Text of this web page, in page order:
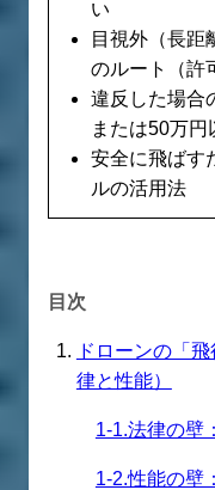
い
目視外（長距
のルート（許
違反した場合
または50万円
安全に飛ばす
ルの活用法
目次
ドローンの「
律と性能）
1-1.法律の壁
1-2.性能の壁